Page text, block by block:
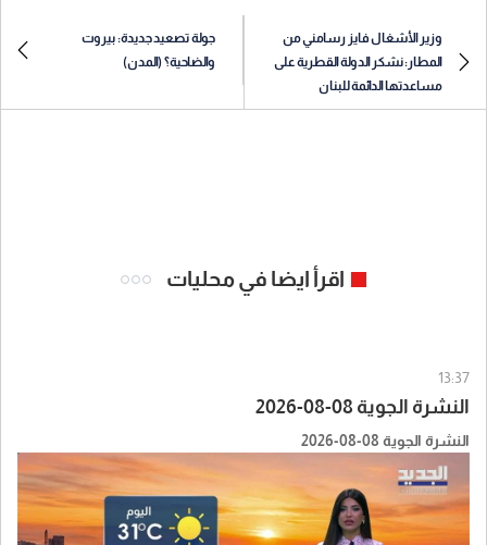
وزير الأشغال فايز رسامني من
المطار: نشكر الدولة القطرية على
مساعدتها الدائمة للبنان
جولة تصعيد جديدة: بيروت
والضاحية؟ (المدن)
اقرأ ايضا في محليات
13:37
النشرة الجوية 08-08-2026
النشرة الجوية 08-08-2026